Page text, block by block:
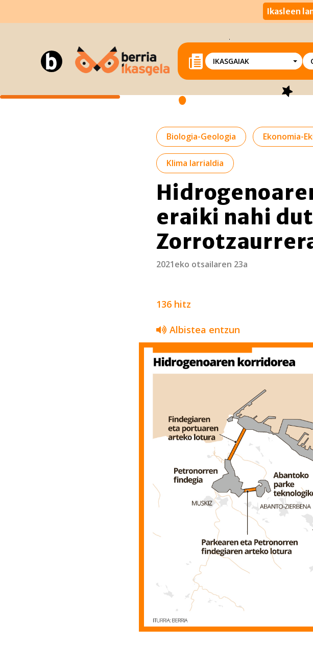
Ikasleen
IKASGAIAK
Biologia-Geologia Ekonomia-
Klima larrialdia
eraiki nahi
2021eko otsailaren 23a
136 hitz
Albistea entzun